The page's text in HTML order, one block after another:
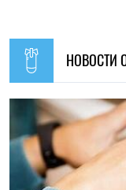
21:31, 05.08.2026
Кличко отчитался
65%
Николай Потика